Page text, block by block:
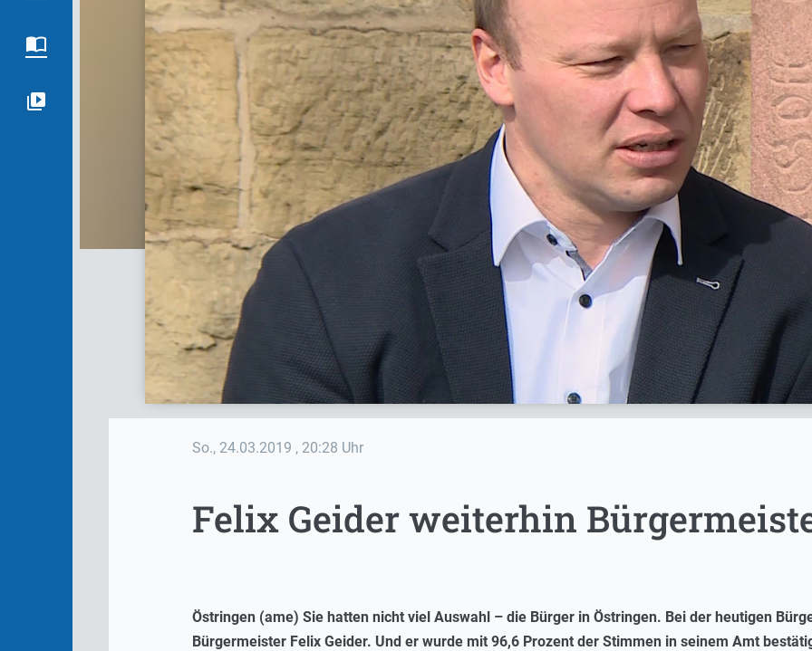
So., 24.03.2019 , 20:28 Uhr
Felix Geider weiterhin
Östringen (ame) Sie hatten nicht viel Auswahl – die Bürger in Östringen. Bei der heutigen
Bürgermeister Felix Geider. Und er wurde mit 96,6 Prozent der Stimmen in seinem Amt